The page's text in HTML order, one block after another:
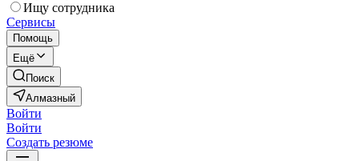
Ищу сотрудника
Сервисы
Помощь
Ещё
Поиск
Алмазный
Войти
Войти
Создать резюме